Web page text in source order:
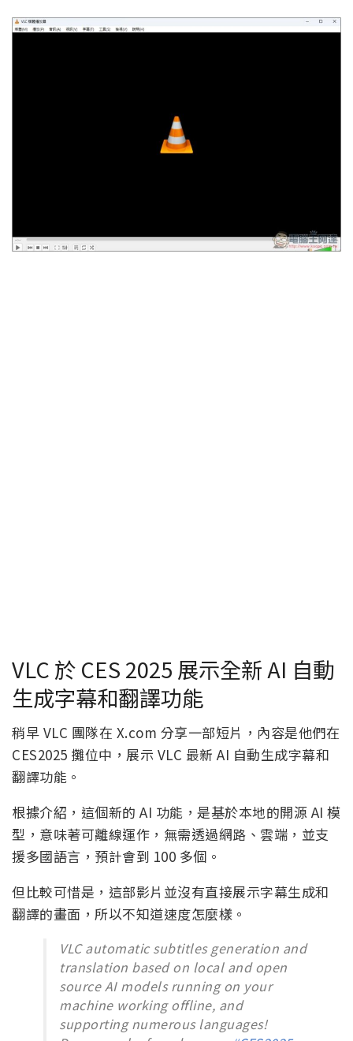
VLC 於 CES 2025 展示全新 AI 自動
生成字幕和翻譯功能
稍早 VLC 團隊在 X.com 分享一部短片，內容是他們在
CES2025 攤位中，展示 VLC 最新 AI 自動生成字幕和
翻譯功能。
根據介紹，這個新的 AI 功能，是基於本地的開源 AI 模
型，意味著可離線運作，無需透過網路、雲端，並支
援多國語言，預計會到 100 多個。
但比較可惜是，這部影片並沒有直接展示字幕生成和
翻譯的畫面，所以不知道速度怎麼樣。
VLC automatic subtitles generation and
translation based on local and open
source AI models running on your
machine working offline, and
supporting numerous languages!